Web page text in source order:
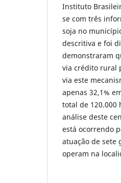
Instituto
se com três
soja no
descritiva e foi
demonstraram
via crédito rural
via este
apenas 32,1%
total de 120.000
análise deste
está ocorrendo
atuação de sete
operam na